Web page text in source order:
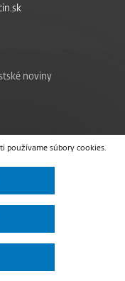
používame súbory cookies.
noviny